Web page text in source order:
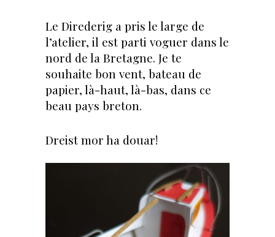
Le Direderig a pris le large de
l’atelier, il est parti voguer dans le
nord de la Bretagne. Je te
souhaite bon vent, bateau de
papier, là-haut, là-bas, dans ce
beau pays breton.
Dreist mor ha douar!